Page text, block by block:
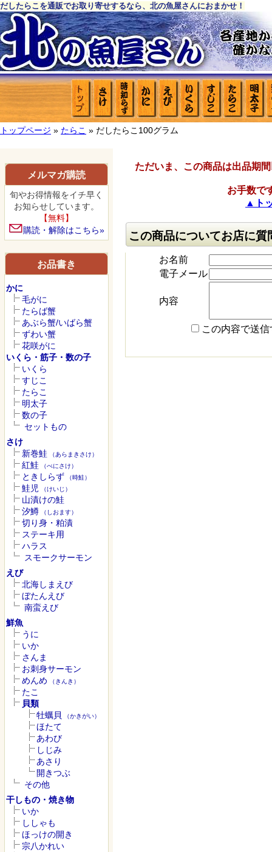
だしたらこを通販でお取り寄せするなら、北の魚屋さんにおまかせ！
トップページ » たらこ » だしたらこ100グラム
メルマガ購読
旬やお得情報をイチ早く
お知らせしています。
【無料】
購読・解除はこちら»
お品書き
かに
毛がに
たらば蟹
あぶら蟹/いばら蟹
ずわい蟹
花咲がに
いくら・筋子・数の子
いくら
すじこ
たらこ
明太子
数の子
セットもの
さけ
新巻鮭 （あらまきさけ）
紅鮭 （べにさけ）
ときしらず （時鮭）
鮭児 （けいじ）
山漬けの鮭
汐鱒 （しおます）
切り身・粕漬
ステーキ用
ハラス
スモークサーモン
えび
北海しまえび
ぼたんえび
南蛮えび
鮮魚
うに
いか
さんま
お刺身サーモン
めんめ （きんき）
たこ
貝類
牡蠣貝
（かきがい）
ほたて
あわび
しじみ
あさり
開きつぶ
その他
干しもの・焼き物
いか
ししゃも
ほっけの開き
宗八かれい
ただいま、この商品は出品期
お手数で
▲ト
この商品についてお店に質
お名前
電子メール
内容
この内容で送信